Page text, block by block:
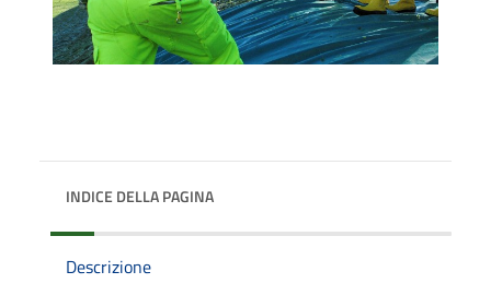
INDICE DELLA PAGINA
Descrizione